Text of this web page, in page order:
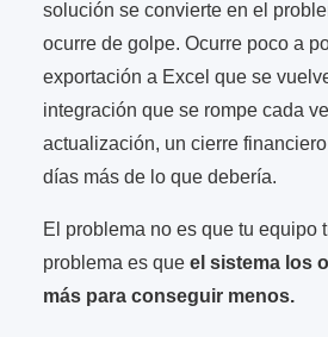
solución se convierte en el
ocurre de golpe. Ocurre poco a
exportación a Excel que se
integración que se rompe cada
actualización, un cierre
días más de lo que debería.
El problema no es que tu equipo
problema es que el sistema los
más para conseguir menos.